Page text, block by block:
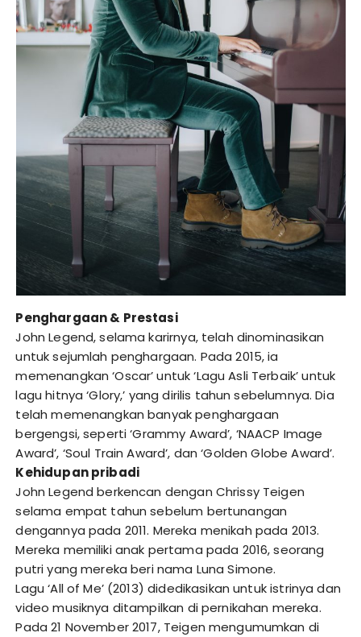
Penghargaan & Prestasi
John Legend, selama karirnya, telah dinominasikan
untuk sejumlah penghargaan. Pada 2015, ia
memenangkan ‘Oscar’ untuk ‘Lagu Asli Terbaik’ untuk
lagu hitnya ‘Glory,’ yang dirilis tahun sebelumnya. Dia
telah memenangkan banyak penghargaan
bergengsi, seperti ‘Grammy Award’, ‘NAACP Image
Award’, ‘Soul Train Award’, dan ‘Golden Globe Award’.
Kehidupan pribadi
John Legend berkencan dengan Chrissy Teigen
selama empat tahun sebelum bertunangan
dengannya pada 2011. Mereka menikah pada 2013.
Mereka memiliki anak pertama pada 2016, seorang
putri yang mereka beri nama Luna Simone.
Lagu ‘All of Me’ (2013) didedikasikan untuk istrinya dan
video musiknya ditampilkan di pernikahan mereka.
Pada 21 November 2017, Teigen mengumumkan di